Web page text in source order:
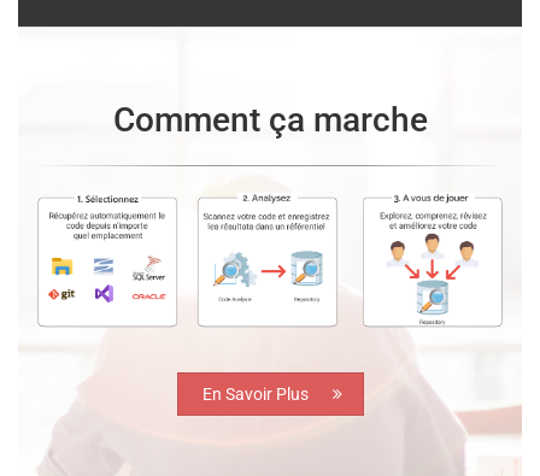
Comment ça marche
En Savoir Plus